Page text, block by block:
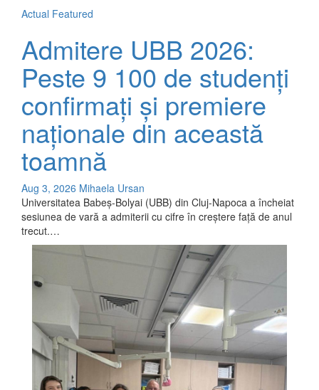
Actual Featured
Admitere UBB 2026:
Peste 9 100 de studenți
confirmați și premiere
naționale din această
toamnă
Aug 3, 2026 Mihaela Ursan
Universitatea Babeș-Bolyai (UBB) din Cluj-Napoca a încheiat
sesiunea de vară a admiterii cu cifre în creștere față de anul
trecut.…